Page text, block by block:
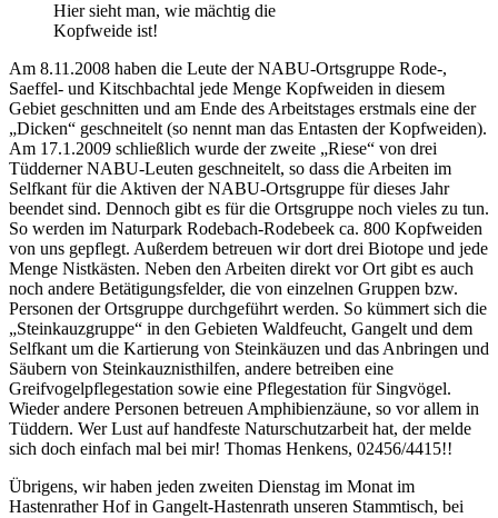
Hier sieht man, wie mächtig die
Kopfweide ist!
Am 8.11.2008 haben die Leute der NABU-Ortsgruppe Rode-,
Saeffel- und Kitschbachtal jede Menge Kopfweiden in diesem
Gebiet geschnitten und am Ende des Arbeitstages erstmals eine der
„Dicken“ geschneitelt (so nennt man das Entasten der Kopfweiden).
Am 17.1.2009 schließlich wurde der zweite „Riese“ von drei
Tüdderner NABU-Leuten geschneitelt, so dass die Arbeiten im
Selfkant für die Aktiven der NABU-Ortsgruppe für dieses Jahr
beendet sind. Dennoch gibt es für die Ortsgruppe noch vieles zu tun.
So werden im Naturpark Rodebach-Rodebeek ca. 800 Kopfweiden
von uns gepflegt. Außerdem betreuen wir dort drei Biotope und jede
Menge Nistkästen. Neben den Arbeiten direkt vor Ort gibt es auch
noch andere Betätigungsfelder, die von einzelnen Gruppen bzw.
Personen der Ortsgruppe durchgeführt werden. So kümmert sich die
„Steinkauzgruppe“ in den Gebieten Waldfeucht, Gangelt und dem
Selfkant um die Kartierung von Steinkäuzen und das Anbringen und
Säubern von Steinkauznisthilfen, andere betreiben eine
Greifvogelpflegestation sowie eine Pflegestation für Singvögel.
Wieder andere Personen betreuen Amphibienzäune, so vor allem in
Tüddern. Wer Lust auf handfeste Naturschutzarbeit hat, der melde
sich doch einfach mal bei mir! Thomas Henkens, 02456/4415!!
Übrigens, wir haben jeden zweiten Dienstag im Monat im
Hastenrather Hof in Gangelt-Hastenrath unseren Stammtisch, bei